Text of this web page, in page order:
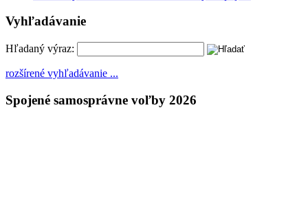
Vyhľadávanie
Hľadaný výraz:
rozšírené vyhľadávanie ...
Spojené samosprávne voľby 2026